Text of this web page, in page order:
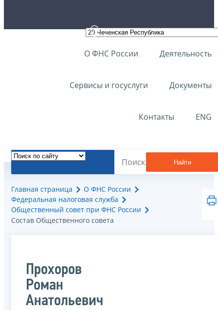
О ФНС России Деятельность
Сервисы и госуслуги Документы
Контакты ENG
Найти
Главная страница
О ФНС России
Федеральная налоговая служба
Общественный совет при ФНС России
Состав Общественного совета
Прохоров
Роман
Анатольевич